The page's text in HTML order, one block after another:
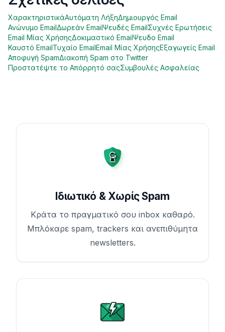
ΧαρακτηριστικάΑυτόματη ΛήξηΔημιουργός Email
Ανώνυμο EmailΔωρεάν EmailΨευδές EmailΣυχνές Ερωτήσεις
Email Μίας ΧρήσηςΔοκιμαστικό EmailΨευδο Email
Καυστό EmailΤυχαίο EmailEmail Μίας ΧρήσηςΕξαγωγείς Email
Αποφυγή SpamΔιακοπή Spam στο Twitter
Προστατέψτε το Απόρρητό σαςΣυμβουλές Ασφαλείας
Ιδιωτικό & Χωρίς Spam
Κράτα το πραγματικό σου inbox καθαρό.
Μπλόκαρε spam, trackers και ανεπιθύμητα
newsletters.